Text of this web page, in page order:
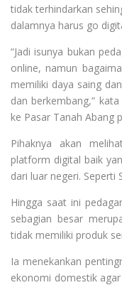
tidak terhindarkan
dalamnya harus go
“Jadi isunya bukan
online, namun
memiliki daya saing
dan berkembang,”
ke Pasar Tanah Abang
Pihaknya akan
platform digital baik
dari luar negeri. Seperti
Hingga saat ini
sebagian besar
tidak memiliki produk
Ia menekankan
ekonomi domestik